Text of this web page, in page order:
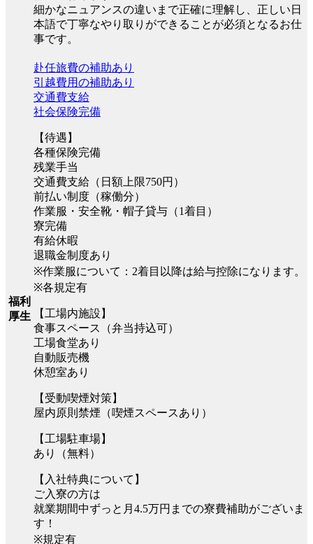
細かなニュアンスの違いまで正確に理解し、正しい日
本語で丁寧なやり取りができることが必須となるお仕
事です。
福利
厚生
赴任旅費の補助あり
引越費用の補助あり
交通費支給
社会保険完備
【待遇】
各種保険完備
残業手当
交通費支給（日額上限750円）
前払い制度（稼働分）
作業服・安全靴・帽子貸与（1着目）
寮完備
有給休暇
退職金制度あり
※作業服について：2着目以降は給与控除になります。
※各規定有
【工場内施設】
食事スペース（弁当持込可）
工場食堂あり
自動販売機
休憩室あり
【受動喫煙対策】
屋内原則禁煙（喫煙スペースあり）
【工場駐車場】
あり（無料）
【入社特典について】
ご入寮の方は
就業期間中ずっと月4.5万円までの寮費補助がございま
す！
※規定有